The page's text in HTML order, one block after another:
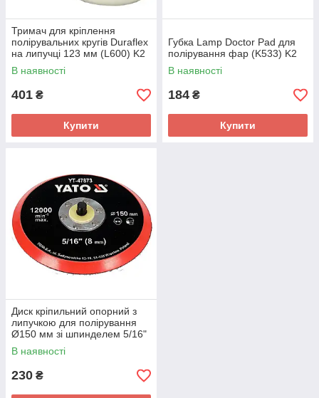
Тримач для кріплення
полірувальних кругів Duraflex
на липучці 123 мм (L600) K2
В наявності
401 ₴
Купити
Губка Lamp Doctor Pad для
полірування фар (K533) K2
В наявності
184 ₴
Купити
Диск кріпильний опорний з
липучкою для полірування
Ø150 мм зі шпинделем 5/16"
YT-47873 YATO
В наявності
230 ₴